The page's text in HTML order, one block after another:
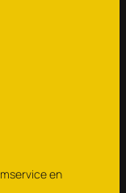
en